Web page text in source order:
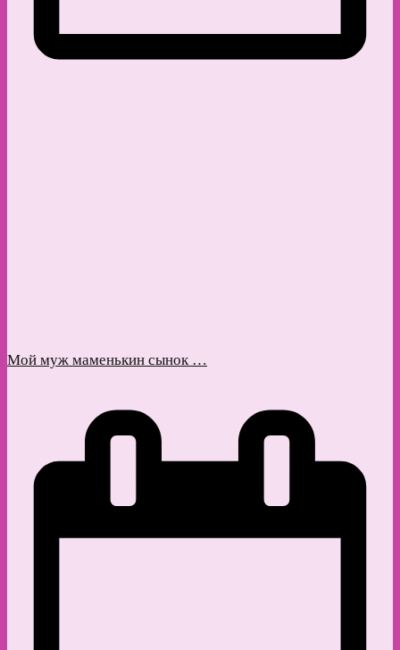
Мой муж маменькин сынок …